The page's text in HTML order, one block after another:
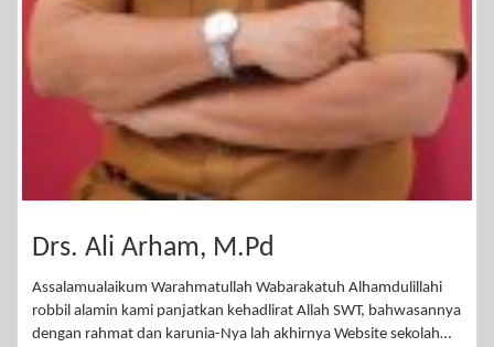
Drs. Ali Arham, M.Pd
Assalamualaikum Warahmatullah Wabarakatuh Alhamdulillahi
robbil alamin kami panjatkan kehadlirat Allah SWT, bahwasannya
dengan rahmat dan karunia-Nya lah akhirnya Website sekolah…